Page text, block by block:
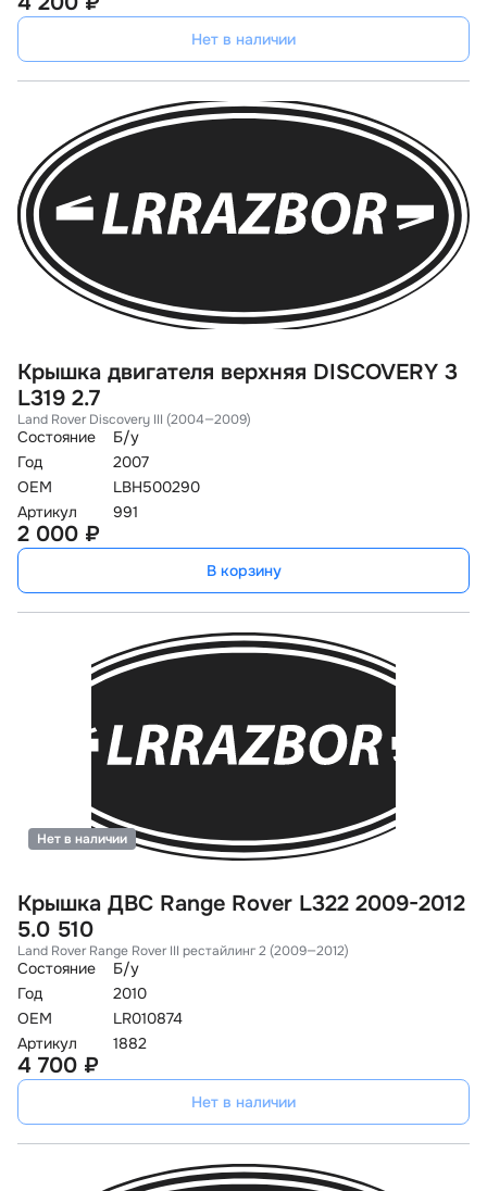
Нет в наличии
Крышка двигателя верхняя DISCOVERY 3
L319 2.7
Land Rover Discovery III (2004—2009)
Состояние
Б/у
Год
2007
OEM
LBH500290
Артикул
991
2 000 ₽
В корзину
Крышка ДВС Range Rover L322 2009-2012
5.0 510
Land Rover Range Rover III рестайлинг 2 (2009—2012)
Состояние
Б/у
Год
2010
OEM
LR010874
Артикул
1882
Нет в наличии
4 700 ₽
Нет в наличии